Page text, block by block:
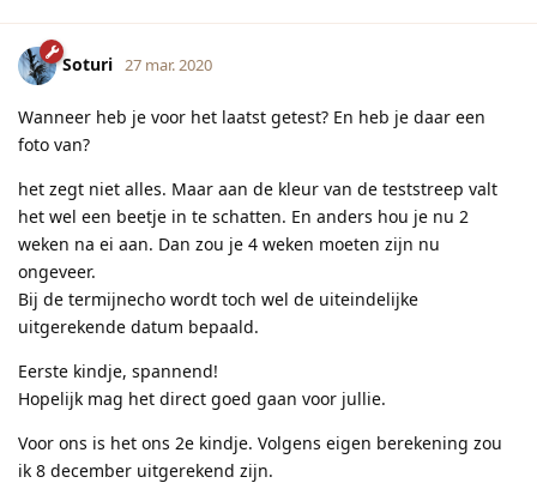
Soturi 27 mar. 2020
Wanneer heb je voor het laatst getest? En heb je daar een
foto van?
het zegt niet alles. Maar aan de kleur van de teststreep valt
het wel een beetje in te schatten. En anders hou je nu 2
weken na ei aan. Dan zou je 4 weken moeten zijn nu
ongeveer.
Bij de termijnecho wordt toch wel de uiteindelijke
uitgerekende datum bepaald.
Eerste kindje, spannend!
Hopelijk mag het direct goed gaan voor jullie.
Voor ons is het ons 2e kindje. Volgens eigen berekening zou
ik 8 december uitgerekend zijn.